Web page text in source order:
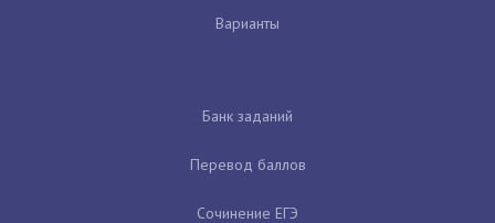
Варианты
Банк заданий
Перевод баллов
Сочинение ЕГЭ